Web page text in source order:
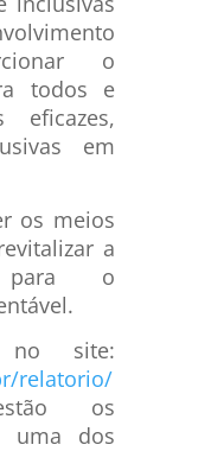
o
todos e
eficazes,
em
os meios
a
para o
no site:
relatorio/
os
uma dos